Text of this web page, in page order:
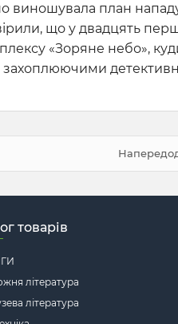
виношувала план
що у двадцять
«Зоряне небо»,
товарів
література
література